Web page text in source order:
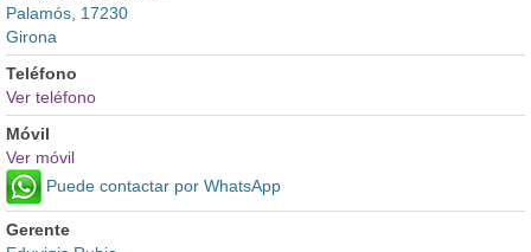
Palamós, 17230
Girona
Teléfono
Ver teléfono
Móvil
Ver móvil
Puede contactar por WhatsApp
Gerente